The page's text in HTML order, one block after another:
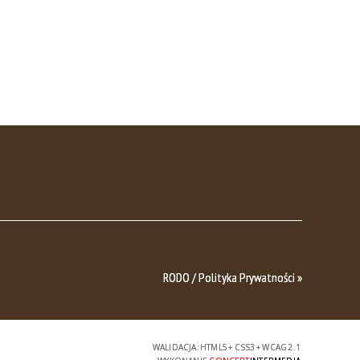
RODO / Polityka Prywatności »
WALIDACJA: HTML5+ CSS3 +WCAG 2.1